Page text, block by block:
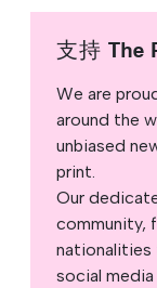
支持 The
We are
around the
unbiased
print.
Our
community,
nationalities
social